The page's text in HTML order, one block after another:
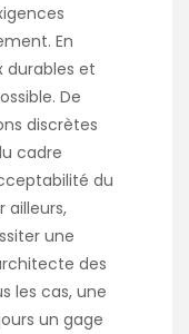
En
durables et
De
discrètes
cadre
du
ailleurs,
une
des
les cas, une
un gage